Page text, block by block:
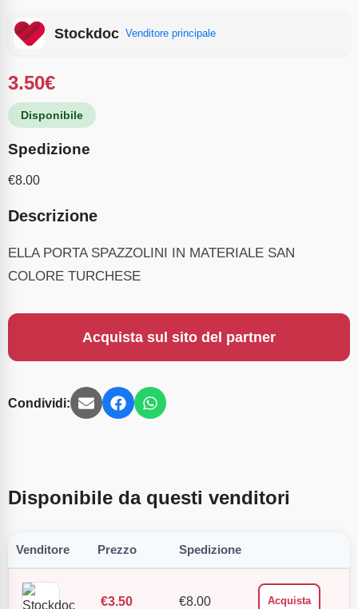
Stockdoc Venditore principale
3.50€
Disponibile
Spedizione
€8.00
Descrizione
ELLA PORTA SPAZZOLINI IN MATERIALE SAN
COLORE TURCHESE
Acquista sul sito del partner
Condividi:
Disponibile da questi venditori
Venditore Prezzo Spedizione
€3.50 €8.00 Acquista